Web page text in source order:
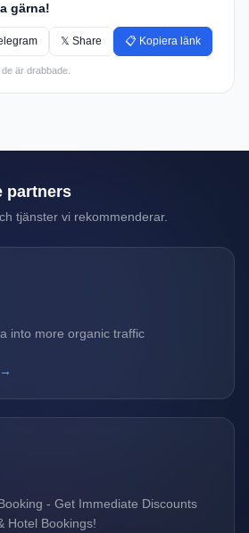
gärna!
𝕏 Share 📋 Kopiera länk
är drabbade.
partners
tjänster vi rekommenderar.
into more organic traffic
- Get Immediate Discounts
Hotel Bookings!